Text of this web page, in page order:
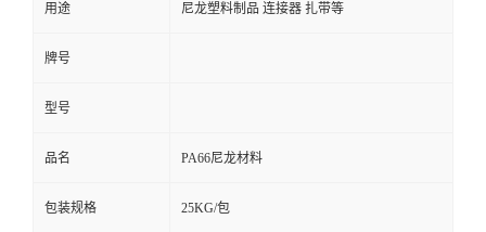
用途 尼龙塑料制品 连接器 扎带等
牌号
型号
品名 PA66尼龙材料
包装规格 25KG/包